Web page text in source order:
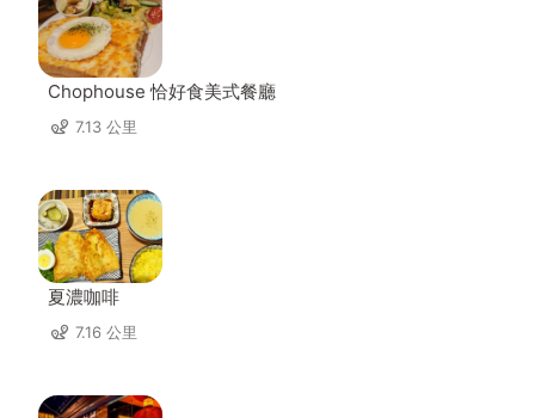
Chophouse 恰好食美式餐廳
7.13 公里
夏濃咖啡
7.16 公里